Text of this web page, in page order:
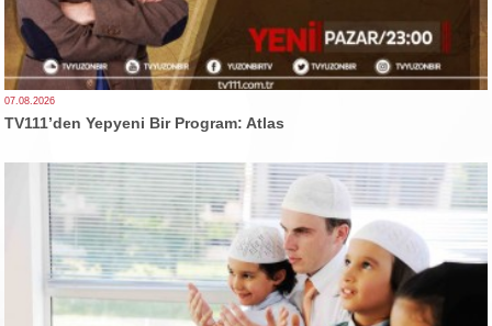
07.08.2026
TV111’den Yepyeni Bir Program: Atlas